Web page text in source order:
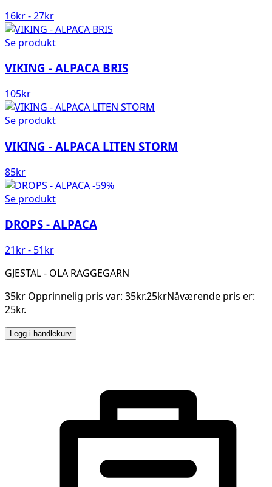
16kr-27kr
Se produkt
VIKING - ALPACA BRIS
105kr
Se produkt
VIKING - ALPACA LITEN STORM
85kr
-59%
Se produkt
DROPS - ALPACA
21kr- 51kr
GJESTAL - OLA RAGGEGARN
35kr Opprinnelig pris var: 35kr.25krNåværende pris er:
25kr.
Legg i handlekurv